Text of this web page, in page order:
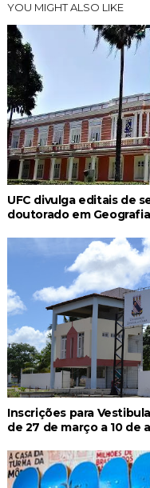
YOU MIGHT ALSO LIKE
UFC divulga editais de
doutorado em Geografia
Inscrições para
de 27 de março a 10 de